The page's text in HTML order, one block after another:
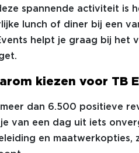
spannende activiteit is
lunch of diner bij een
helpt je graag bij het
kiezen voor TB
meer dan 6.500 positieve
je van een dag uit iets
en